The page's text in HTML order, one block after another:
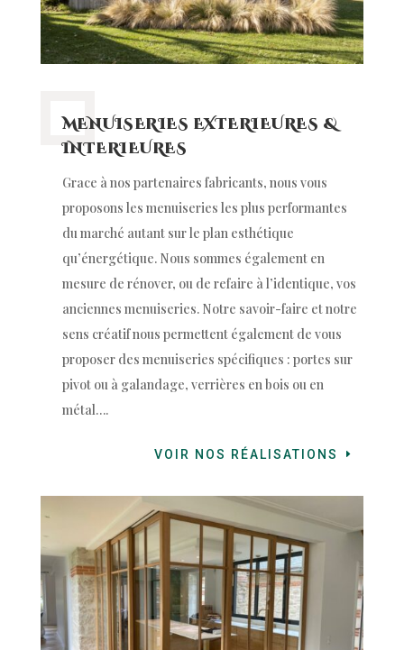
MENUISERIES EXTERIEURES &
INTERIEURES
Grace à nos partenaires fabricants, nous vous
proposons les menuiseries les plus performantes
du marché autant sur le plan esthétique
qu’énergétique. Nous sommes également en
mesure de rénover, ou de refaire à l’identique, vos
anciennes menuiseries. Notre savoir-faire et notre
sens créatif nous permettent également de vous
proposer des menuiseries spécifiques : portes sur
pivot ou à galandage, verrières en bois ou en
métal….
VOIR NOS RÉALISATIONS